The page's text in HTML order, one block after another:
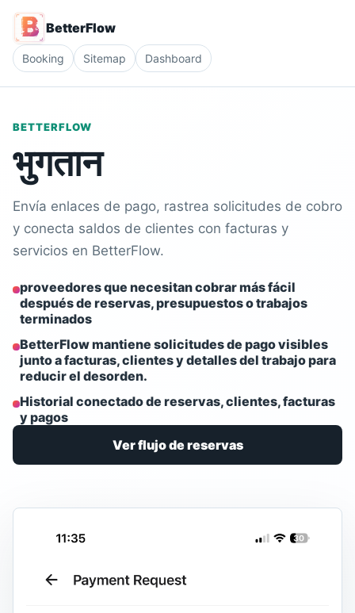
BetterFlow
Booking Sitemap Dashboard
BETTERFLOW
भुगतान
Envía enlaces de pago, rastrea solicitudes de cobro
y conecta saldos de clientes con facturas y
servicios en BetterFlow.
proveedores que necesitan cobrar más fácil
después de reservas, presupuestos o trabajos
terminados
BetterFlow mantiene solicitudes de pago visibles
junto a facturas, clientes y detalles del trabajo para
reducir el desorden.
Historial conectado de reservas, clientes, facturas
y pagos
Ver flujo de reservas